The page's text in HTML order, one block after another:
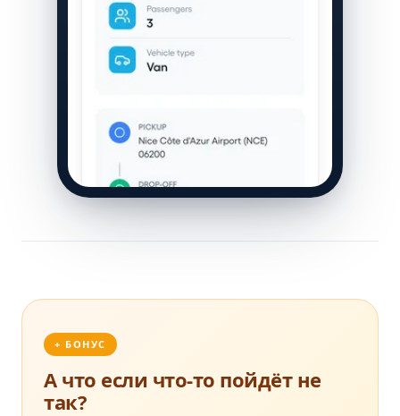
+ БОНУС
А что если что-то пойдёт не
так?